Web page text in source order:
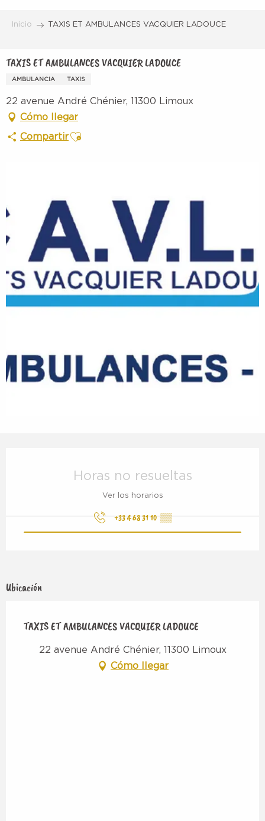
Inicio TAXIS ET AMBULANCES VACQUIER LADOUCE
TAXIS ET AMBULANCES VACQUIER LADOUCE
AMBULANCIA TAXIS
22 avenue André Chénier, 11300 Limoux
Cómo llegar
CompartirAjouter aux favoris
Horas no resueltas
Ver los horarios
+33 4 68 31 10 ▒▒
Ubicación
TAXIS ET AMBULANCES VACQUIER LADOUCE
22 avenue André Chénier, 11300 Limoux
Cómo llegar